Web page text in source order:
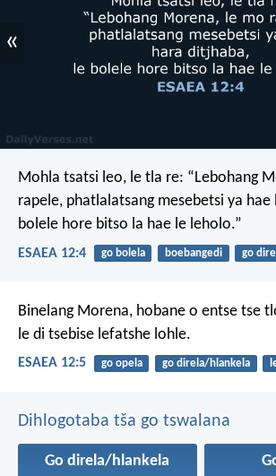
«
Mohla tsatsi leo, le tla re: “Lebohang
rapele, phatlalatsang mesebetsi ya hae
bolele hore bitso la hae le leholo.”
ESAEA 12:4 go bolela boebangedi go
Binelang Morena, hobane o entse tse
le di tsebise lefatshe lohle.
ESAEA 12:5 go opela go direla/hlankela
Dihlogotaba tša go tswalana
Go direla/hlankela